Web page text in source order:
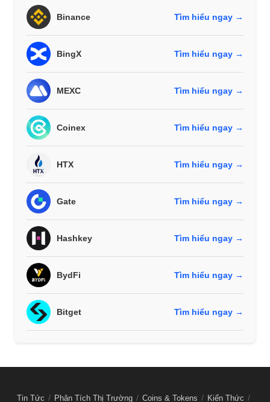
Binance Tìm hiểu ngay →
BingX Tìm hiểu ngay →
MEXC Tìm hiểu ngay →
Coinex Tìm hiểu ngay →
HTX Tìm hiểu ngay →
Gate Tìm hiểu ngay →
Hashkey Tìm hiểu ngay →
BydFi Tìm hiểu ngay →
Bitget Tìm hiểu ngay →
Tin Tức Phân Tích Thị Trường Coins & Tokens Kiến Thức